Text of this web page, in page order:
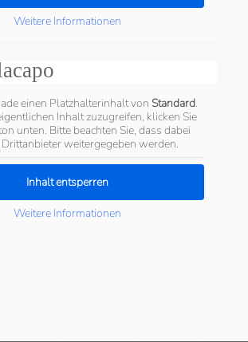
Weitere Informationen
einen Platzhalterinhalt vonStandard.
Inhalt zuzugreifen, klicken Sie
unten. Bitte beachten Sie, dass dabei
Drittanbieter weitergegeben werden.
Inhalt entsperren
Weitere Informationen